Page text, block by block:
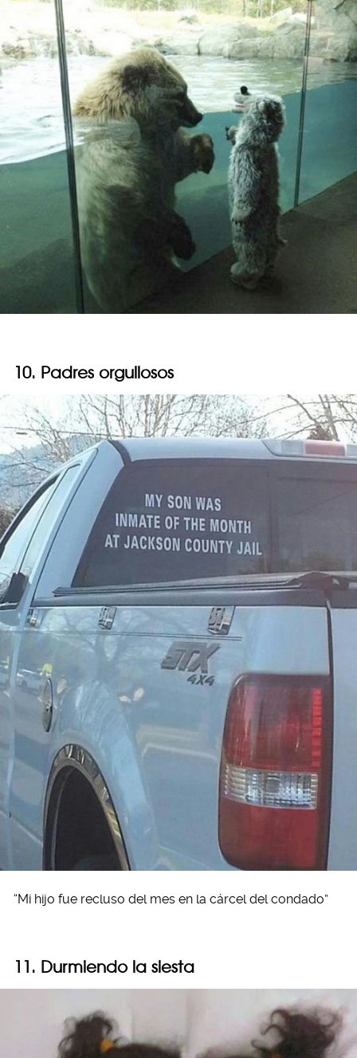
10. Padres orgullosos
“Mi hijo fue recluso del mes en la cárcel del condado”
11. Durmiendo la siesta